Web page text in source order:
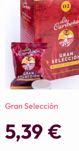
Gran Selección
5,39 €